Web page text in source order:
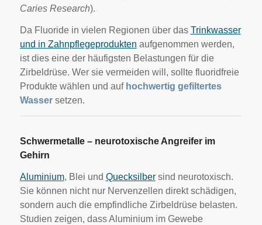
Caries Research).
Da Fluoride in vielen Regionen über das Trinkwasser
und in Zahnpflegeprodukten aufgenommen werden,
ist dies eine der häufigsten Belastungen für die
Zirbeldrüse. Wer sie vermeiden will, sollte fluoridfreie
Produkte wählen und auf hochwertig gefiltertes
Wassersetzen.
Schwermetalle – neurotoxische Angreifer im
Gehirn
Aluminium, Blei und Quecksilbersind neurotoxisch.
Sie können nicht nur Nervenzellen direkt schädigen,
sondern auch die empfindliche Zirbeldrüse belasten.
Studien zeigen, dass Aluminium im Gewebe